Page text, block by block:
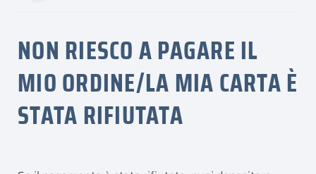
NON RIESCO A PAGARE IL
MIO ORDINE/LA MIA CARTA È
STATA RIFIUTATA